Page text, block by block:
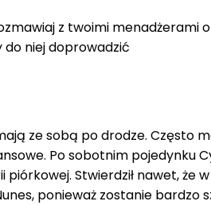
z twoimi menadżerami
do niej doprowadzić
ze sobą po drodze. Często
Po sobotnim pojedynku
piórkowej. Stwierdził nawet, że
ponieważ zostanie bardzo